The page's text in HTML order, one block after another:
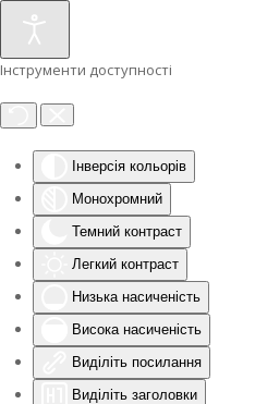
Інструменти доступності
Інверсія кольорів
Монохромний
Темний контраст
Легкий контраст
Низька насиченість
Висока насиченість
Виділіть посилання
Виділіть заголовки